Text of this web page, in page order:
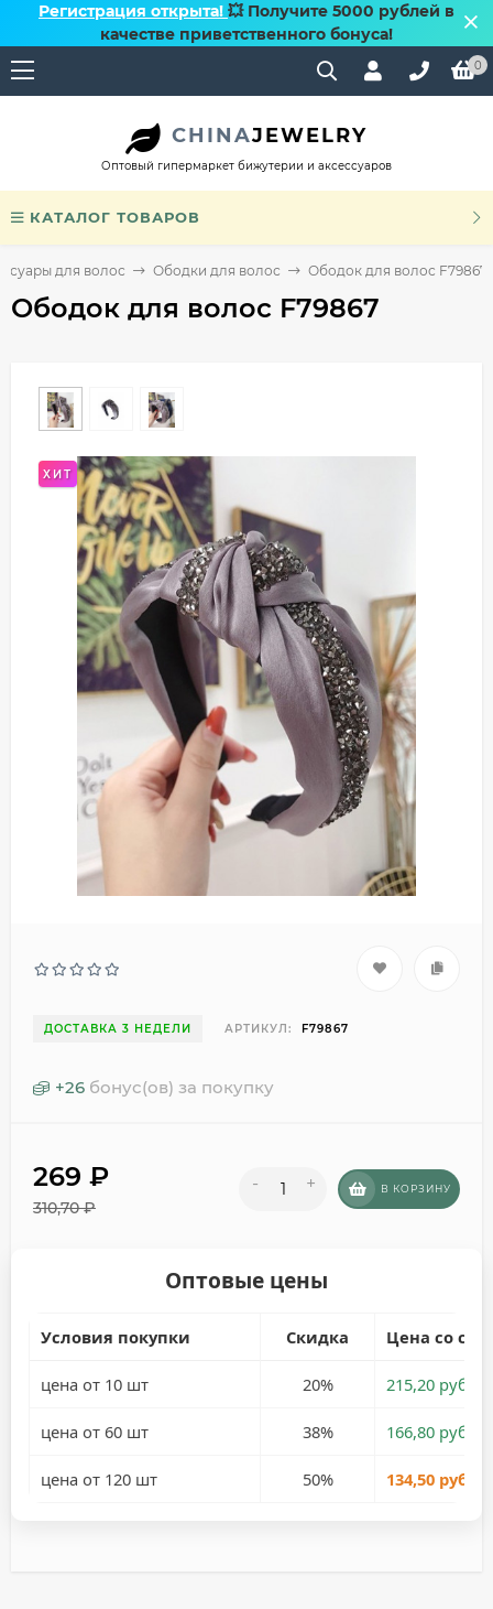
Регистрация открыта! 💥 Получите 5000 рублей в
качестве приветственного бонуса!
0
CHINAJEWELRY
Оптовый гипермаркет бижутерии и аксессуаров
КАТАЛОГ ТОВАРОВ
для волос Ободки для волос Ободок для волос F79867
Ободок для волос F79867
ХИТ
ДОСТАВКА 3 НЕДЕЛИ АРТИКУЛ: F79867
+26 бонус(ов) за покупку
269 ₽
310,70₽
- + В КОРЗИНУ
Оптовые цены
Условия покупки Скидка Цена со
цена от 10 шт 20% 215,20 руб.
цена от 60 шт 38% 166,80 руб.
цена от 120 шт 50% 134,50 руб.